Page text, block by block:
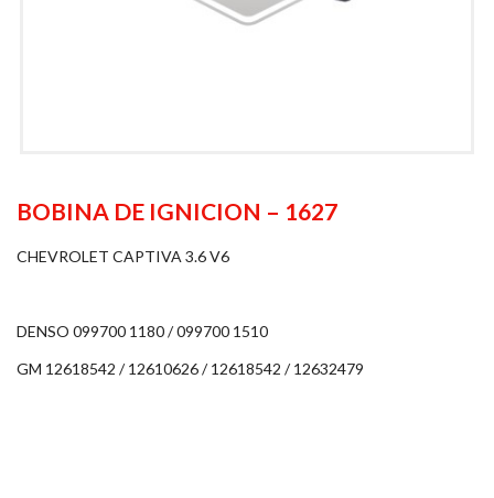
BOBINA DE IGNICION – 1627
CHEVROLET CAPTIVA 3.6 V6
DENSO 099700 1180 / 099700 1510
GM 12618542 / 12610626 / 12618542 / 12632479